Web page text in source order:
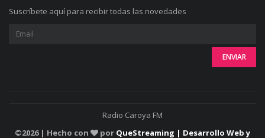
Suscríbete aquí para recibir todas las novedades
Radio Caroya FM
©2026 | Hecho con por QueStreaming | Desarrollo Web y